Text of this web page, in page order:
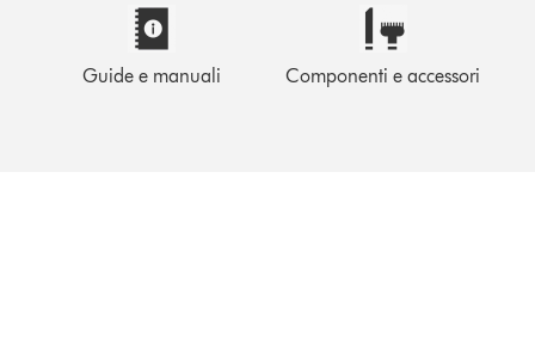
Guide e manuali Componenti e accessori